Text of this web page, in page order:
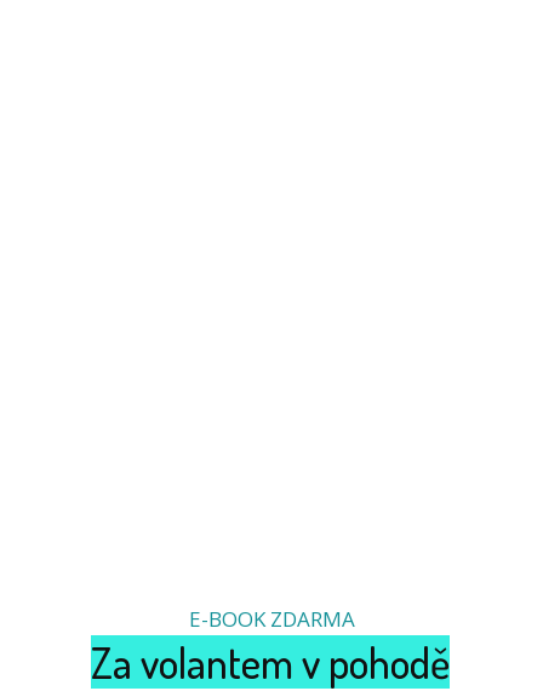
E-BOOK ZDARMA
Za volantem v pohodě